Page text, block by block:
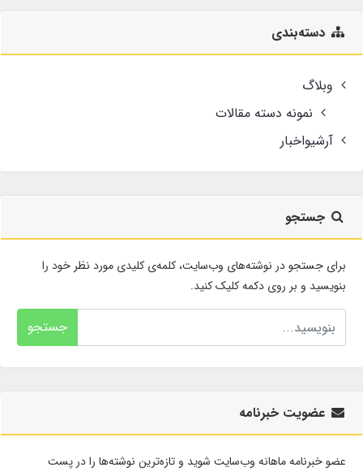
دسته‌بندی
وبلاگ
نمونه دسته مقالات
آرشیواخبار
جستجو
برای جستجو در نوشته‌های وب‌سایت، کلمه‌ی کلیدی مورد نظر خود را
بنویسید و بر روی دکمه کلیک کنید.
جستجو
عضویت خبرنامه
عضو خبرنامه ماهانه وب‌سایت شوید و تازه‌ترین نوشته‌ها را در پست